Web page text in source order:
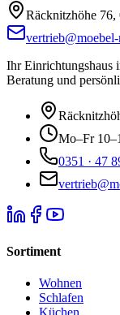
Räcknitzhöhe 76,
Ihr Einrichtungshaus
Beratung und
Mo–Fr
0351 · 47
Sortiment
Wohnen
Schlafen